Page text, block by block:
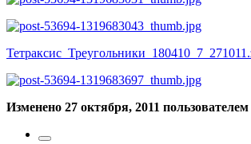
Изменено 27 октября, 2011